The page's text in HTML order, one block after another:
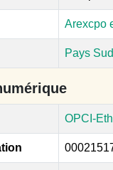
Arexcpo
Pays
OPCI-